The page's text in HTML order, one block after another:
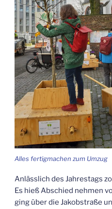
Alles fer­tig­ma­chen zum Umzug
Anläss­lich des Jah­res­tags
Es hieß Abschied neh­men
ging über die Jakobstra­ße